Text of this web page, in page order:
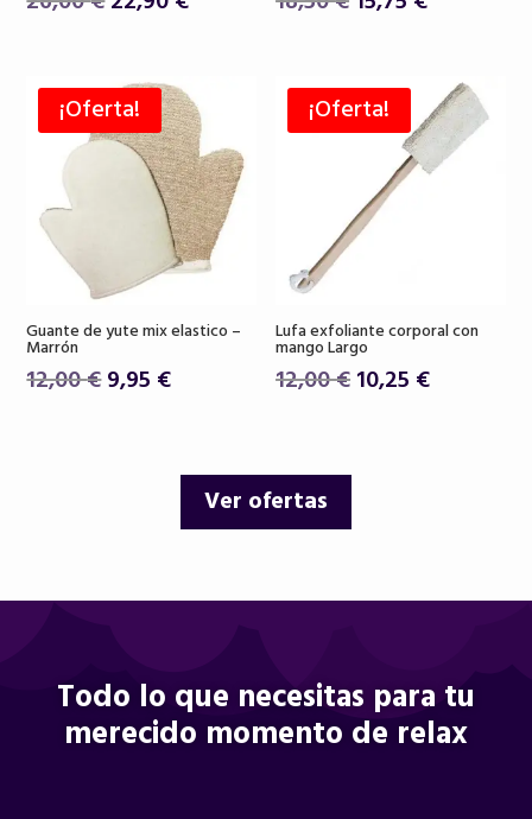
era:
26,00 €.
es:
22,90 €.
era:
18,50 €.
es:
15,75 €.
¡Oferta!
Guante de yute mix elastico –
Marrón
12,00€El
9,95 €El
es:
9,95 €.
¡Oferta!
Lufa exfoliante corporal con
mango Largo
12,00€El
10,25 €El
Ver ofertas
Todo lo que necesitas para tu
merecido momento de relax